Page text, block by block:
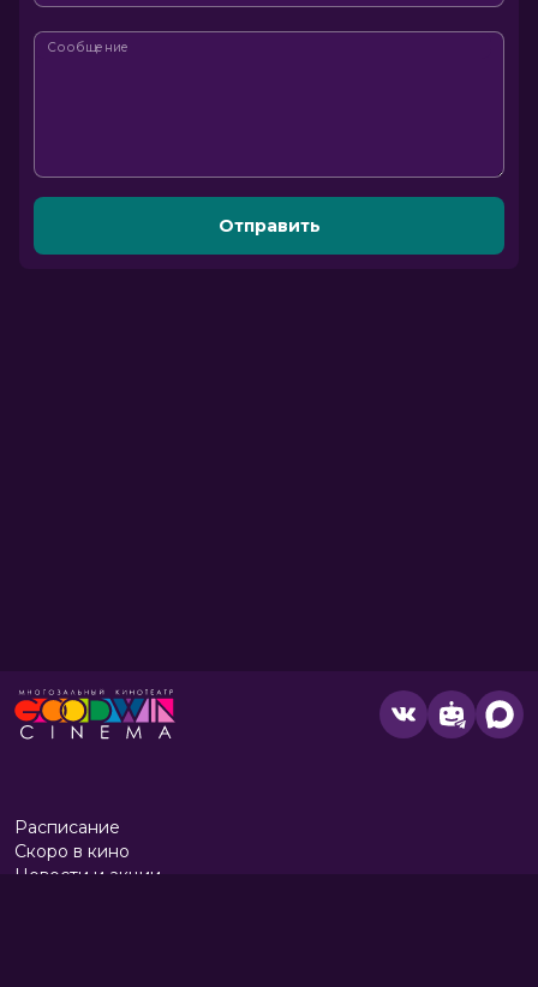
Сообщение
Отправить
Расписание
Скоро в кино
Новости и акции